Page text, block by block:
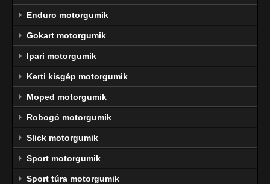
Enduro motorgumik
Gokart motorgumik
Ipari motorgumik
Kerti kisgép motorgumik
Moped motorgumik
Robogó motorgumik
Slick motorgumik
Sport motorgumik
Sport túra motorgumik